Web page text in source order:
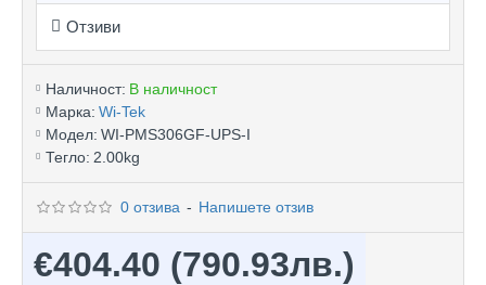
Отзиви
Наличност: В наличност
Марка: Wi-Tek
Модел: WI-PMS306GF-UPS-I
Тегло: 2.00kg
0 отзива - Напишете отзив
€404.40 (790.93лв.)